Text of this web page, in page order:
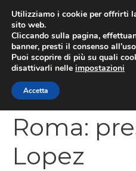
contenuto
Roma:
Lopez
Utilizziamo i cookie per offrirti
sito web.
Cliccando sulla pagina,
banner, presti il consenso
Puoi scoprire di più su quali
disattivarli nelle impostazioni
Accetta